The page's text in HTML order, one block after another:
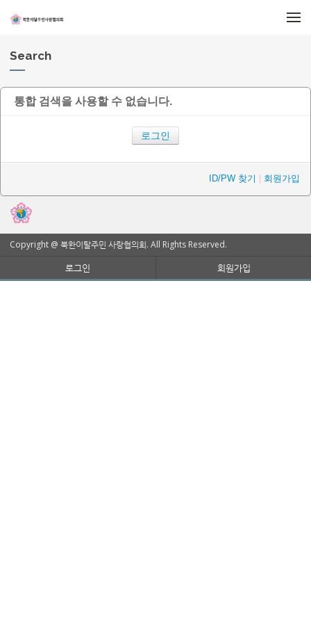
Search
통합 검색을 사용할 수 없습니다.
로그인
ID/PW 찾기 회원가입
Copyright @ 북한이탈주민 사랑협의회. All Rights Reserved.
로그인 회원가입